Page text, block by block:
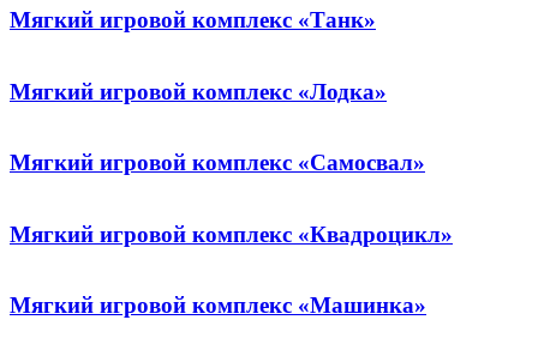
Мягкий игровой комплекс «Танк»
Мягкий игровой комплекс «Лодка»
Мягкий игровой комплекс «Самосвал»
Мягкий игровой комплекс «Квадроцикл»
Мягкий игровой комплекс «Машинка»